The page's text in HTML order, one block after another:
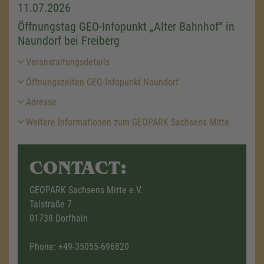
11.07.2026
Öffnungstag GEO-Infopunkt „Alter Bahnhof“ in
Naundorf bei Freiberg
Veranstaltungsdetails
Öffnungszeiten GEO-Infopunkt Naundorf
Adresse
Weitere Informationen zum GEOPARK Sachsens Mitte
CONTACT:
GEOPARK Sachsens Mitte e.V.
Talstraße 7
01738 Dorfhain
Phone: +49-35055-696820